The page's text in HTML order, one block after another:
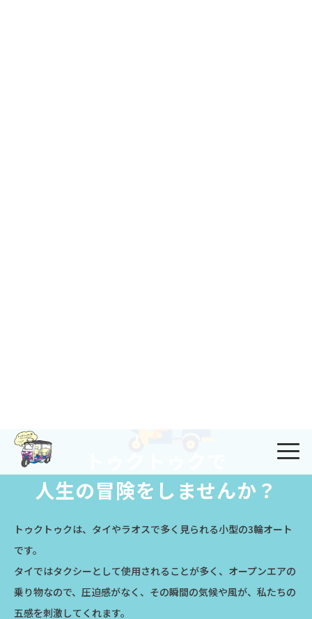
人生の冒険をしませんか？
トゥクトゥクは、タイやラオスで多く見られる小型の3輪オート
です。
タイではタクシーとして使用されることが多く、オープンエアの
乗り物なので、 圧迫感がなく、その瞬間の気候や風が、私たちの
五感を刺激してくれます。